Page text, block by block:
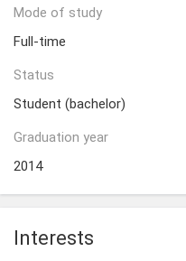
Mode of study
Full-time
Status
Student (bachelor)
Graduation year
2014
Interests